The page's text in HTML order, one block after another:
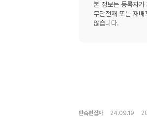
본 정보는 등록자
무단전재 또는 재
않습니다.
판슥편집자 24.09.19